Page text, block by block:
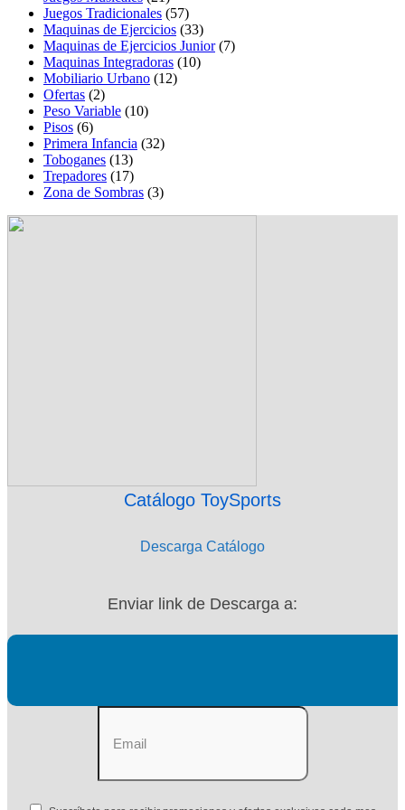
Juegos Tradicionales (57)
Maquinas de Ejercicios (33)
Maquinas de Ejercicios Junior (7)
Maquinas Integradoras (10)
Mobiliario Urbano (12)
Ofertas (2)
Peso Variable (10)
Pisos (6)
Primera Infancia (32)
Toboganes (13)
Trepadores (17)
Zona de Sombras (3)
Catálogo ToySports
Descarga Catálogo
Enviar link de Descarga a: